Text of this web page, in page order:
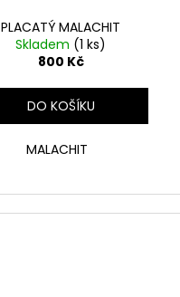
PLACATÝ MALACHIT
Skladem (1 ks)
800 Kč
DO KOŠÍKU
MALACHIT